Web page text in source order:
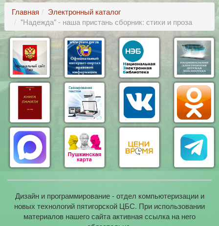
Главная
Электронный каталог
"Надежда" - наша пристань сборник: стихи и проза
Дизайн и программирование - отдел компьютеризации и
новых технологий пятигорской ЦБС. При использовании
материалов нашего сайта активная ссылка на него